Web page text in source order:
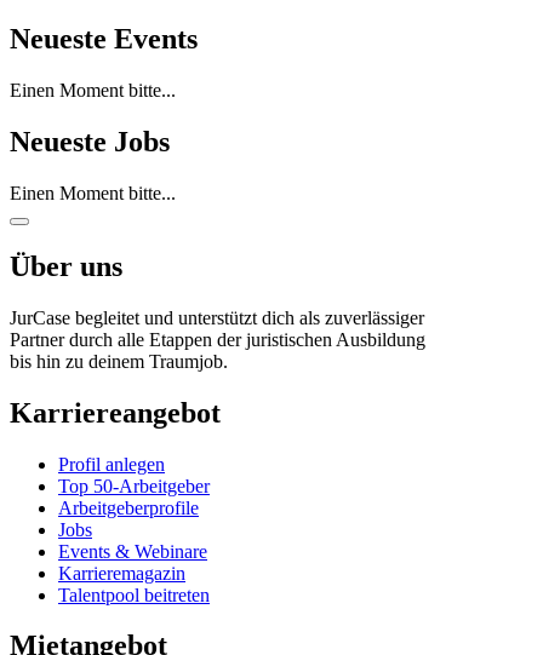
Neueste Events
Einen Moment bitte...
Neueste Jobs
Einen Moment bitte...
Über uns
JurCase begleitet und unterstützt dich als zuverlässiger
Partner durch alle Etappen der juristischen Ausbildung
bis hin zu deinem Traumjob.
Karriereangebot
Profil anlegen
Top 50-Arbeitgeber
Arbeitgeberprofile
Jobs
Events & Webinare
Karrieremagazin
Talentpool beitreten
Mietangebot